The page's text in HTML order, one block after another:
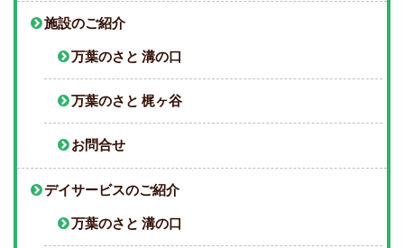
施設のご紹介
万葉のさと 溝の口
万葉のさと 梶ヶ谷
お問合せ
デイサービスのご紹介
万葉のさと 溝の口